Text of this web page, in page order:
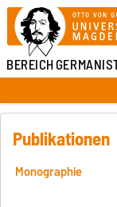
BEREICH
Publikationen
Monographie